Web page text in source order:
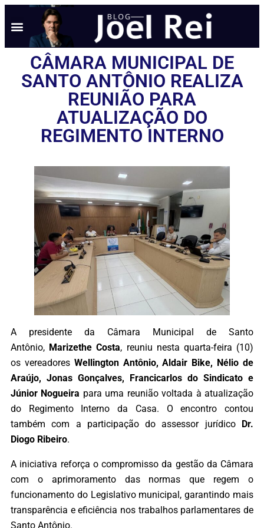
CÂMARA MUNICIPAL DE
SANTO ANTÔNIO REALIZA
REUNIÃO PARA
ATUALIZAÇÃO DO
REGIMENTO INTERNO
A presidente da Câmara Municipal de Santo
Antônio, Marizethe Costa, reuniu nesta quarta-feira (10)
os vereadores Wellington Antônio, Aldair Bike, Nélio de
Araújo, Jonas Gonçalves, Francicarlos do Sindicato e
Júnior Nogueira para uma reunião voltada à atualização
do Regimento Interno da Casa. O encontro contou
também com a participação do assessor jurídico Dr.
Diogo Ribeiro.
A iniciativa reforça o compromisso da gestão da Câmara
com o aprimoramento das normas que regem o
funcionamento do Legislativo municipal, garantindo mais
transparência e eficiência nos trabalhos parlamentares de
Santo Antônio.